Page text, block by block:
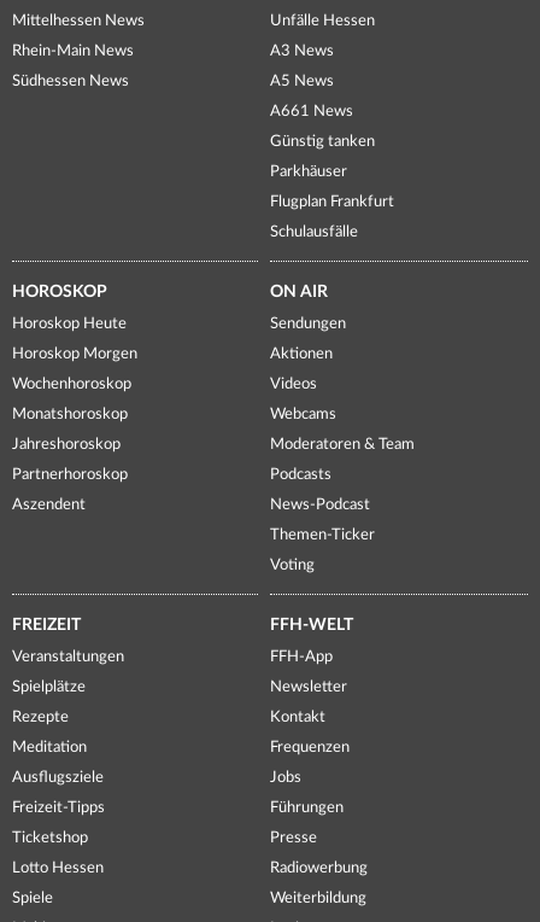
Mittelhessen News
Rhein-Main News
Südhessen News
Unfälle Hessen
A3 News
A5 News
A661 News
Günstig tanken
Parkhäuser
Flugplan Frankfurt
Schulausfälle
HOROSKOP
Horoskop Heute
Horoskop Morgen
Wochenhoroskop
Monatshoroskop
Jahreshoroskop
Partnerhoroskop
Aszendent
ON AIR
Sendungen
Aktionen
Videos
Webcams
Moderatoren & Team
Podcasts
News-Podcast
Themen-Ticker
Voting
FREIZEIT
Veranstaltungen
Spielplätze
Rezepte
Meditation
Ausflugsziele
Freizeit-Tipps
Ticketshop
Lotto Hessen
Spiele
FFH-WELT
FFH-App
Newsletter
Kontakt
Frequenzen
Jobs
Führungen
Presse
Radiowerbung
Weiterbildung